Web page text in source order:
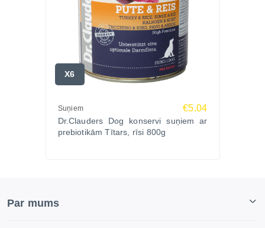
X6
Suņiem €5.04
Dr.Clauders Dog konservi suņiem ar
prebiotikām Tītars, rīsi 800g
Par mums